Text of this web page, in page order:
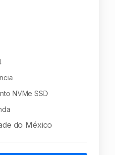
NVMe SSD
do México